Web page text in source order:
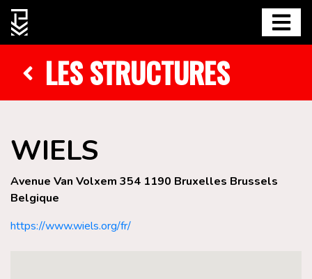
LES STRUCTURES
WIELS
Avenue Van Volxem 354 1190 Bruxelles Brussels
Belgique
https://www.wiels.org/fr/